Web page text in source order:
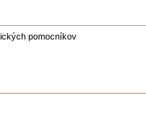
pomocníkov